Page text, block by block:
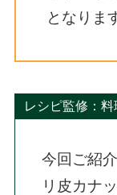
となりま
レシピ監修：
今回ご紹
リ皮カナ